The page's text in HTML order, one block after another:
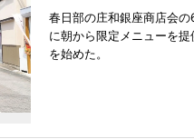
春日部の庄和銀座商店会
に朝から限定メニューを提
を始めた。